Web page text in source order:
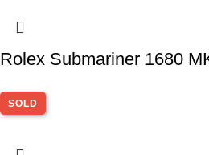
Rolex Submariner 1680
SOLD